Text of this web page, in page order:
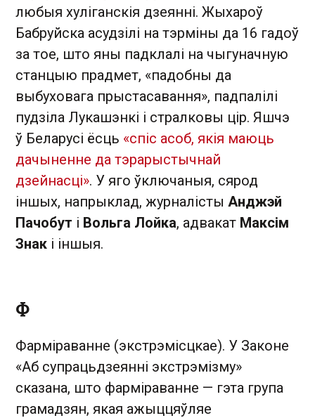
любыя хуліганскія дзеянні. Жыхароў
Бабруйска асудзілі на тэрміны да 16 гадоў
за тое, што яны падклалі на чыгуначную
станцыю прадмет, «падобны да
выбуховага прыстасавання», падпалілі
пудзіла Лукашэнкі і стралковы цір. Яшчэ
ў Беларусі ёсць «спіс асоб, якія маюць
дачыненне да тэрарыстычнай
дзейнасці». У яго ўключаныя, сярод
іншых, напрыклад, журналісты Анджэй
Пачобут і Вольга Лойка, адвакат Максім
Знак і іншыя.
Ф
Фарміраванне (экстрэмісцкае). У Законе
«Аб супрацьдзеянні экстрэмізму»
сказана, што фарміраванне — гэта група
грамадзян, якая ажыццяўляе